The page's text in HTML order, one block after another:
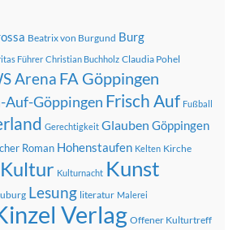
Beatrix von Burgund Burg
Führer Christian Buchholz Claudia Pohel
Arena FA Göppingen
Auf-Göppingen Frisch Auf Fußball
Gerechtigkeit Glauben Göppingen
Roman Hohenstaufen Kelten Kirche
Kultur Kulturnacht Kunst
Lesung literatur Malerei
Verlag Offener Kulturtreff